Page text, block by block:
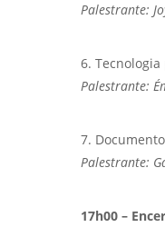
Palestrante:
6.
Palestrante:
7.
Palestrante:
17h00 –